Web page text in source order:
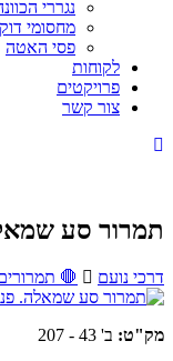
נגררי
מחסומי
פסי האטה
לקוחות
פרויקטים
צור קשר
תמרור סע
דרכי נועם 🛑
מק"ט: ב' 43 - 207